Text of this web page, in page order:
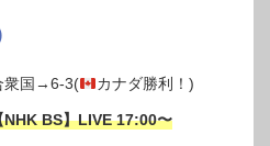
衆国→6-3( カナダ勝利！)
NHK BS】LIVE 17:00〜